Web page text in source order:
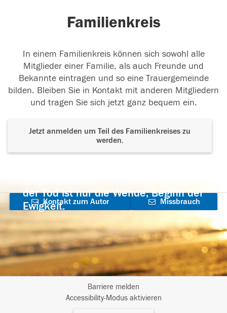
Familienkreis
In einem Familienkreis können sich sowohl alle
Mitglieder einer Familie, als auch Freunde und
Bekannte eintragen und so eine Trauergemeinde
bilden. Bleiben Sie in Kontakt mit anderen Mitgliedern
und tragen Sie sich jetzt ganz bequem ein.
Jetzt anmelden um Teil des Familienkreises zu
werden.
der Tod ist nur die Wende, Beginn der
Ewigkeit.
Kontakt zum Autor
aufnehmen
Missbrauch
Barriere melden
Accessibility-Modus aktivieren